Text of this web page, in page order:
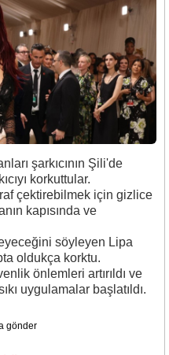
şarkıcının Şili'de
korkuttular.
çektirebilmek için gizlice
kapısında ve
söyleyen Lipa
oldukça korktu.
önlemleri artırıldı ve
uygulamalar başlatıldı.
gönder